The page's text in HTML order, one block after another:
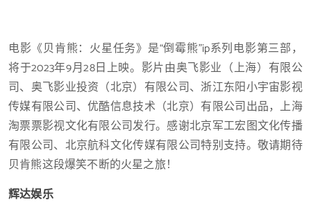
电影《贝肯熊：火星任务》是“倒霉熊”ip系列电影第三部，
将于2023年9月28日上映。影片由奥飞影业（上海）有限公
司、奥飞影业投资（北京）有限公司、浙江东阳小宇宙影视
传媒有限公司、优酷信息技术（北京）有限公司出品，上海
淘票票影视文化有限公司发行。感谢北京军工宏图文化传播
有限公司、北京航科文化传媒有限公司特别支持。敬请期待
贝肯熊这段爆笑不断的火星之旅！
辉达娱乐